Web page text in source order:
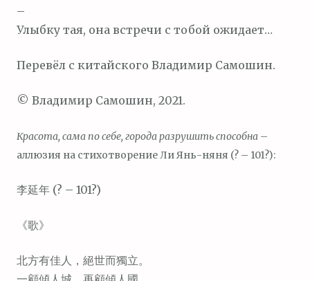
–
Улыбку тая, она встречи с тобой ожидает…
Перевёл с китайского Владимир Самошин.
© Владимир Самошин, 2021.
Красота, сама по себе, города разрушить способна –
аллюзия на стихотворение Ли Янь-няня (? – 101?):
李延年 (? – 101?)
《歌》
北方有佳人，絕世而獨立。